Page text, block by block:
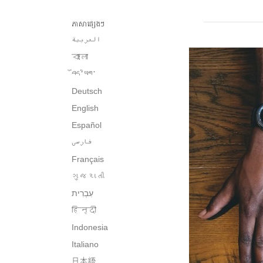
ភាសាផ្សេងៗ
العربية
বাংলা
བོད་ཡིག་
Deutsch
English
Español
فارسی
Français
ગુજરાતી
हिन्दी
Indonesia
Italiano